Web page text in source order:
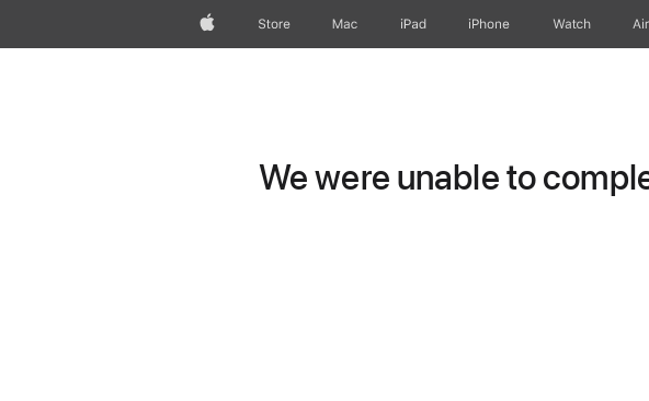
AppleStore Mac iPad iPhone Watch
We were unable to